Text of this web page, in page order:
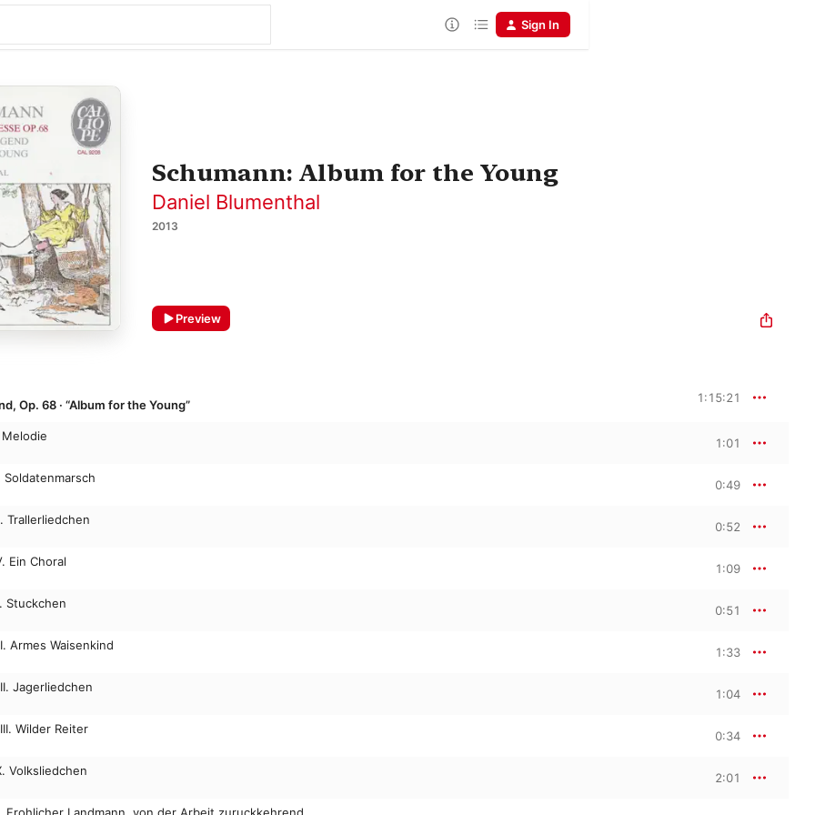
Sign In
Schumann: Album for the Young
Daniel Blumenthal
2013
Preview
Op. 68 · “Album for the Young” 1:15:21
1:01
Soldatenmarsch
0:49
Trallerliedchen
0:52
Ein Choral
1:09
Stuckchen
0:51
Armes Waisenkind
1:33
Jagerliedchen
1:04
Wilder Reiter
0:34
Volksliedchen
2:01
Frohlicher Landmann, von der Arbeit zuruckkehrend